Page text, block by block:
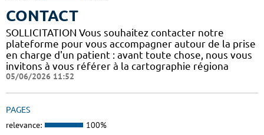
CONTACT
SOLLICITATION Vous souhaitez contacter notre
plateforme pour vous accompagner autour de la prise
en charge d'un patient : avant toute chose, nous vous
invitons à vous référer à la cartographie régiona
05/06/2026 11:52
PAGES
relevance: 100%